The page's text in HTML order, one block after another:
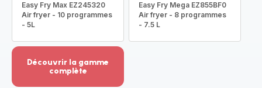
Easy Fry Max EZ245320
Air fryer - 10 programmes
- 5L
Easy Fry Mega EZ855BF0
Air fryer - 8 programmes
- 7.5 L
Découvrir la gamme
complète